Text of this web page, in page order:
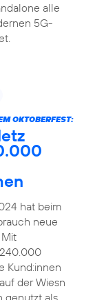
alle
5G-
OKTOBERFEST:
hat beim
neue
Kund:innen
der Wiesn
genutzt als